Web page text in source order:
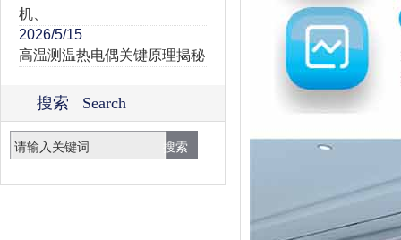
机、
2026/5/15
高温测温热电偶关键原理揭秘
搜索 Search